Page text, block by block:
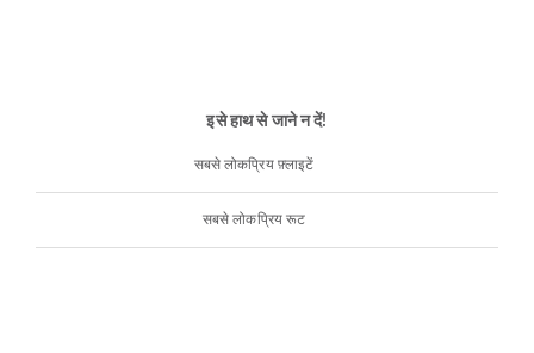
इसे हाथ से जाने न दें!
सबसे लोकप्रिय फ़्लाइटें
सबसे लोकप्रिय रूट